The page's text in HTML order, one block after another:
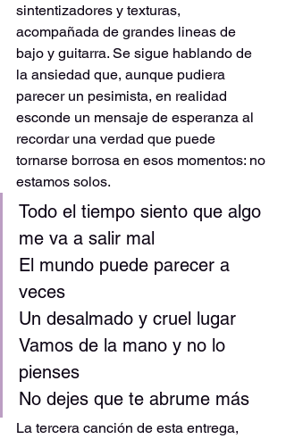
sintentizadores y texturas,
acompañada de grandes lineas de
bajo y guitarra. Se sigue hablando de
la ansiedad que, aunque pudiera
parecer un pesimista, en realidad
esconde un mensaje de esperanza al
recordar una verdad que puede
tornarse borrosa en esos momentos: no
estamos solos.
Todo el tiempo siento que algo
me va a salir mal
El mundo puede parecer a
veces
Un desalmado y cruel lugar
Vamos de la mano y no lo
pienses
No dejes que te abrume más
La tercera canción de esta entrega,